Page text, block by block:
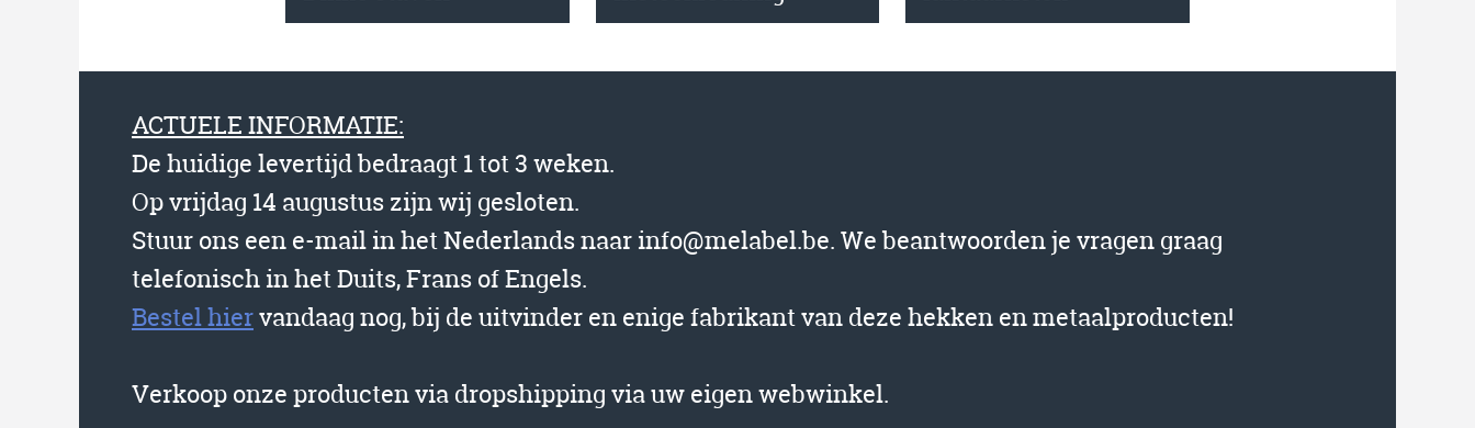
ACTUELE INFORMATIE:
De huidige levertijd bedraagt 1 tot 3 weken.
Op vrijdag 14 augustus zijn wij gesloten.
Stuur ons een e-mail in het Nederlands naar info@melabel.be. We beantwoorden je vragen graag
telefonisch in het Duits, Frans of Engels.
Bestel hiervandaag nog, bij de uitvinder en enige fabrikant van deze hekken en metaalproducten!
Verkoop onze producten via dropshipping via uw eigen webwinkel.